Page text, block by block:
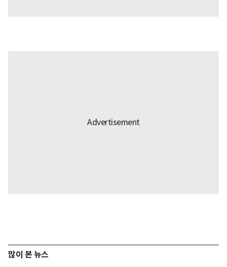
많이 본 뉴스